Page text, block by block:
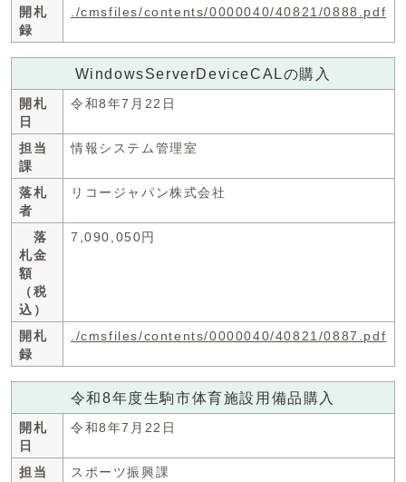
開札
録
./cmsfiles/contents/0000040/40821/0888.pdf
WindowsServerDeviceCALの購入
開札
日
令和8年7月22日
担当
課
情報システム管理室
落札
者
リコージャパン株式会社
落
札金
額
（税
込）
7,090,050円
開札
録
./cmsfiles/contents/0000040/40821/0887.pdf
令和8年度生駒市体育施設用備品購入
開札
日
令和8年7月22日
担当
スポーツ振興課